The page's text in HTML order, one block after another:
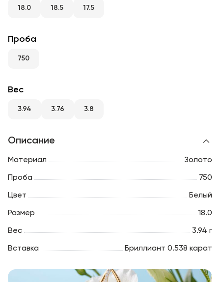
RU ENG
18.0 18.5 17.5
Проба
750
Вес
3.94 3.76 3.8
Описание
Материал Золото
Проба 750
Цвет Белый
Размер 18.0
Вес 3.94 г
Вставка Бриллиант 0.538 карат